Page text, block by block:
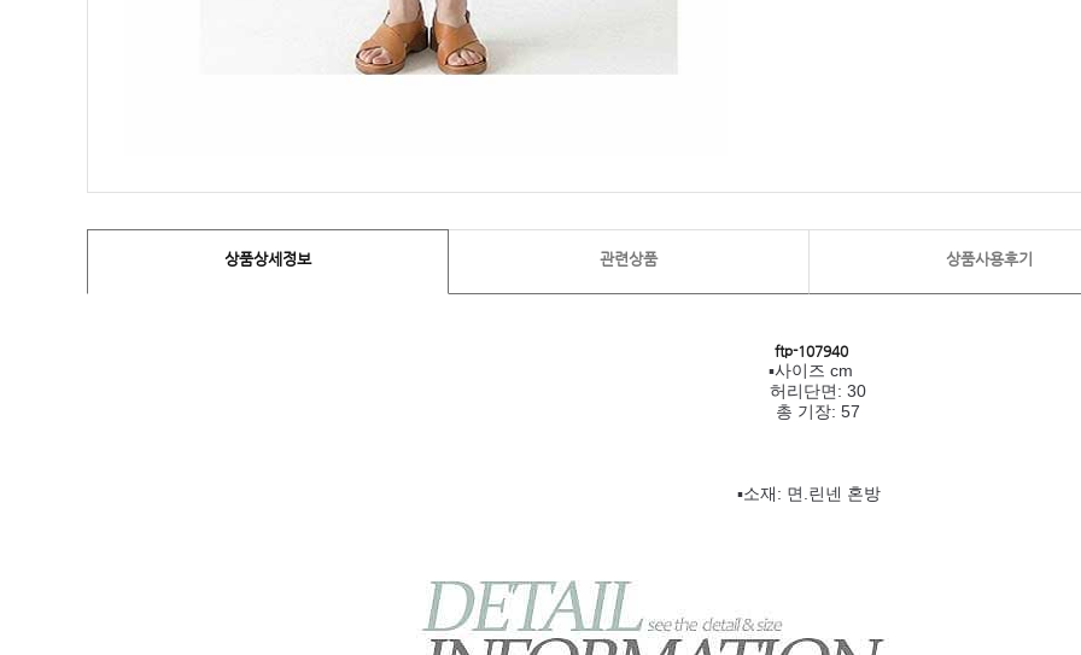
상품상세정보 관련상품 상품사용후기
ftp- 107940
▪️사이즈 cm
허리단면: 30
총 기장: 57
▪️소재: 면.린넨 혼방